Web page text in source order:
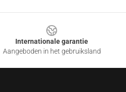
Internationale garantie
Aangeboden in het gebruiksland